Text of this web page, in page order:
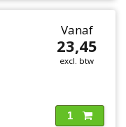
Vanaf
23,45
excl. btw
1